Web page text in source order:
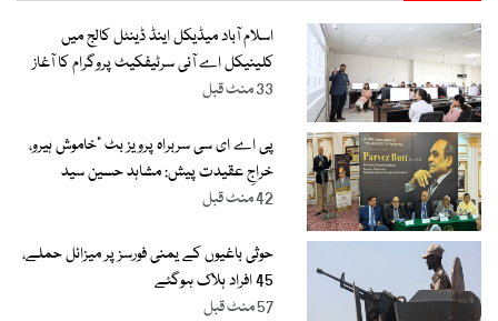
اسلام آباد میڈیکل اینڈ ڈینٹل کالج میں
کلینیکل اے آئی سرٹیفکیٹ پروگرام کا آغاز
33 منٹ قبل
پی اے ای سی سربراہ پرویز بٹ “خاموش ہیرو،
خراجِ عقیدت پیش: مشاہد حسین سید
42 منٹ قبل
حوثی باغیوں کے یمنی فورسز پر میزائل حملے،
45 افراد ہلاک ہوگئے
57 منٹ قبل